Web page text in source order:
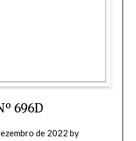
696D
de 2022 by